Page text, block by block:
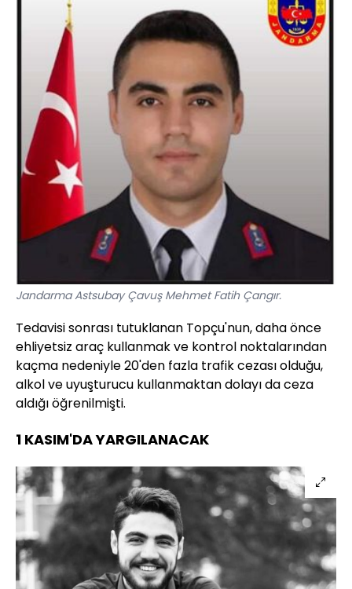
Jandarma Astsubay Çavuş Mehmet Fatih Çangır.
Tedavisi sonrası tutuklanan Topçu'nun, daha önce
ehliyetsiz araç kullanmak ve kontrol noktalarından
kaçma nedeniyle 20'den fazla trafik cezası olduğu,
alkol ve uyuşturucu kullanmaktan dolayı da ceza
aldığı öğrenilmişti.
1 KASIM'DA YARGILANACAK